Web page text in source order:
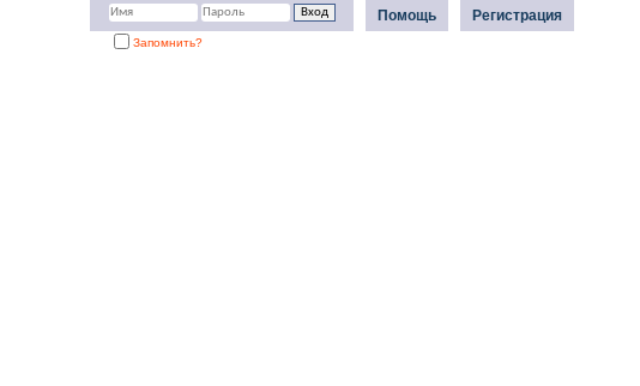
Регистрация
Помощь
Запомнить?